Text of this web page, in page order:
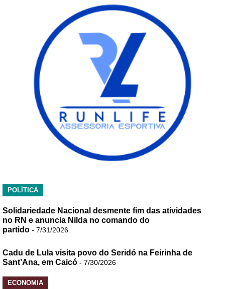
POLÍTICA
Solidariedade Nacional desmente fim das atividades
no RN e anuncia Nilda no comando do
partido - 7/31/2026
Cadu de Lula visita povo do Seridó na Feirinha de
Sant’Ana, em Caicó - 7/30/2026
ECONOMIA